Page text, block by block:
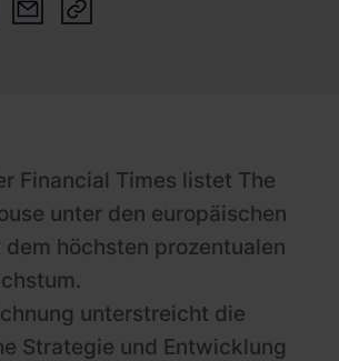
Financial Times listet The
unter den europäischen
dem höchsten prozentualen
unterstreicht die
Strategie und Entwicklung